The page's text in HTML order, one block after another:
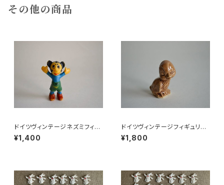
その他の商品
ドイツヴィンテージネズミフィギ
ュアa
¥1,400
ドイツヴィンテージフィギュリン
ことり
¥1,800